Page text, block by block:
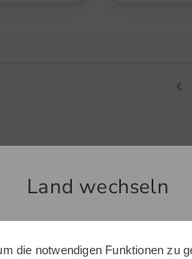
Land wechseln
sich in einem anderen Land
die notwendigen Funktionen zu